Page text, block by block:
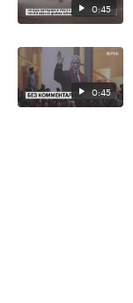
0:45
0:45